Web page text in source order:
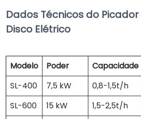
Dados Técnicos do
Disco Elétrico
Modelo Poder Capacidade
SL-400
7,5 kW 0,8-1,5t/h
SL-600
15 kW 1,5-2,5t/h